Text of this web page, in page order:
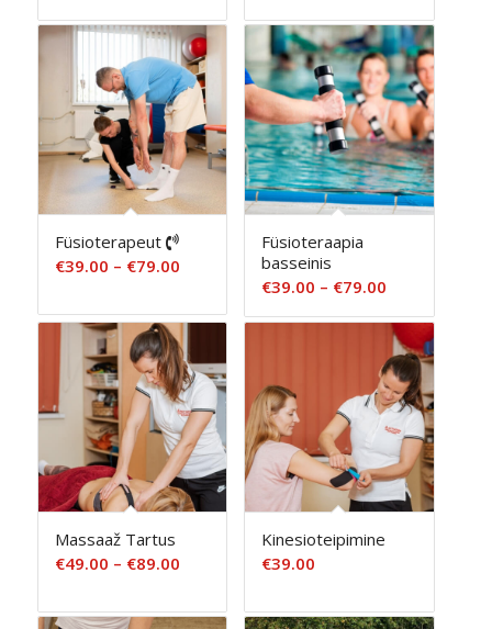
Füsioterapeut
€39.00 – €79.00Hinnavahemik:
kuni
€79.00
Füsioteraapia
basseinis
€39.00 – €79.00
€39.00
kuni
€79.00
Massaaž Tartus
€49.00 – €89.00Hinnavahemik:
kuni
Kinesioteipimine
€39.00